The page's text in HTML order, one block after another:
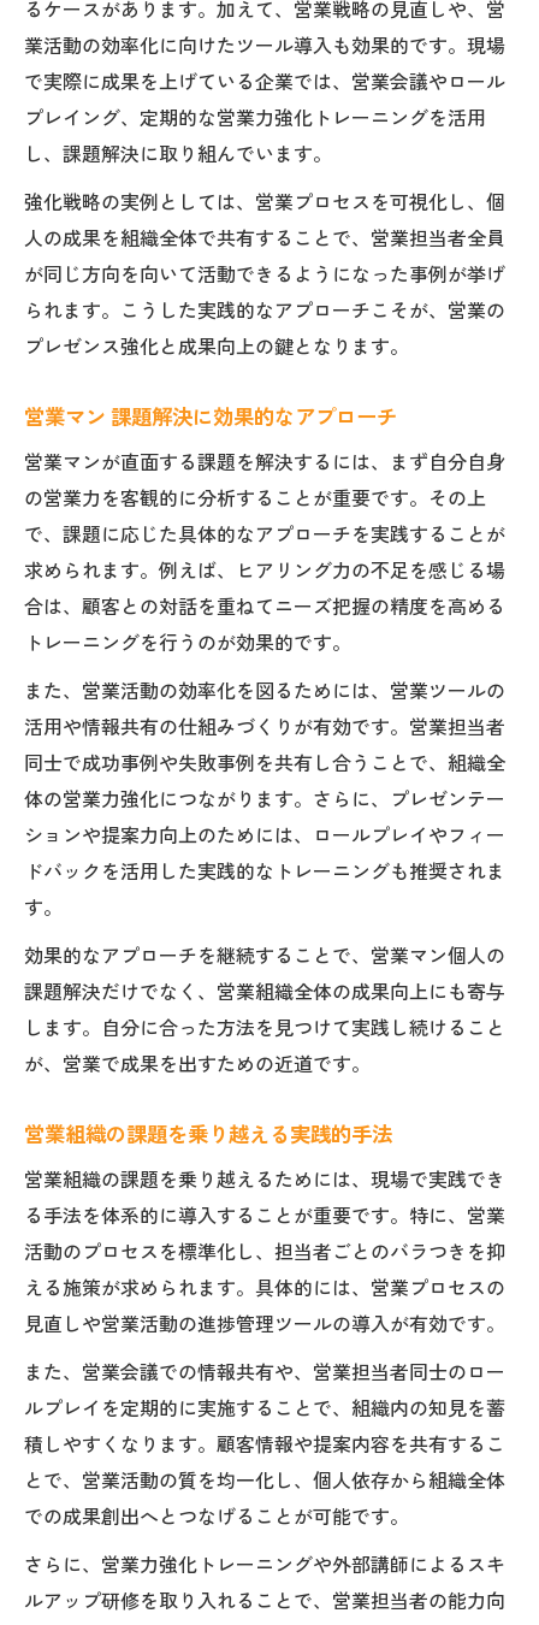
るケースがあります。加えて、営業戦略の見直しや、営
業活動の効率化に向けたツール導入も効果的です。現場
で実際に成果を上げている企業では、営業会議やロール
プレイング、定期的な営業力強化トレーニングを活用
し、課題解決に取り組んでいます。
強化戦略の実例としては、営業プロセスを可視化し、個
人の成果を組織全体で共有することで、営業担当者全員
が同じ方向を向いて活動できるようになった事例が挙げ
られます。こうした実践的なアプローチこそが、営業の
プレゼンス強化と成果向上の鍵となります。
営業マン 課題解決に効果的なアプローチ
営業マンが直面する課題を解決するには、まず自分自身
の営業力を客観的に分析することが重要です。その上
で、課題に応じた具体的なアプローチを実践することが
求められます。例えば、ヒアリング力の不足を感じる場
合は、顧客との対話を重ねてニーズ把握の精度を高める
トレーニングを行うのが効果的です。
また、営業活動の効率化を図るためには、営業ツールの
活用や情報共有の仕組みづくりが有効です。営業担当者
同士で成功事例や失敗事例を共有し合うことで、組織全
体の営業力強化につながります。さらに、プレゼンテー
ションや提案力向上のためには、ロールプレイやフィー
ドバックを活用した実践的なトレーニングも推奨されま
す。
効果的なアプローチを継続することで、営業マン個人の
課題解決だけでなく、営業組織全体の成果向上にも寄与
します。自分に合った方法を見つけて実践し続けること
が、営業で成果を出すための近道です。
営業組織の課題を乗り越える実践的手法
営業組織の課題を乗り越えるためには、現場で実践でき
る手法を体系的に導入することが重要です。特に、営業
活動のプロセスを標準化し、担当者ごとのバラつきを抑
える施策が求められます。具体的には、営業プロセスの
見直しや営業活動の進捗管理ツールの導入が有効です。
また、営業会議での情報共有や、営業担当者同士のロー
ルプレイを定期的に実施することで、組織内の知見を蓄
積しやすくなります。顧客情報や提案内容を共有するこ
とで、営業活動の質を均一化し、個人依存から組織全体
での成果創出へとつなげることが可能です。
さらに、営業力強化トレーニングや外部講師によるスキ
ルアップ研修を取り入れることで、営業担当者の能力向